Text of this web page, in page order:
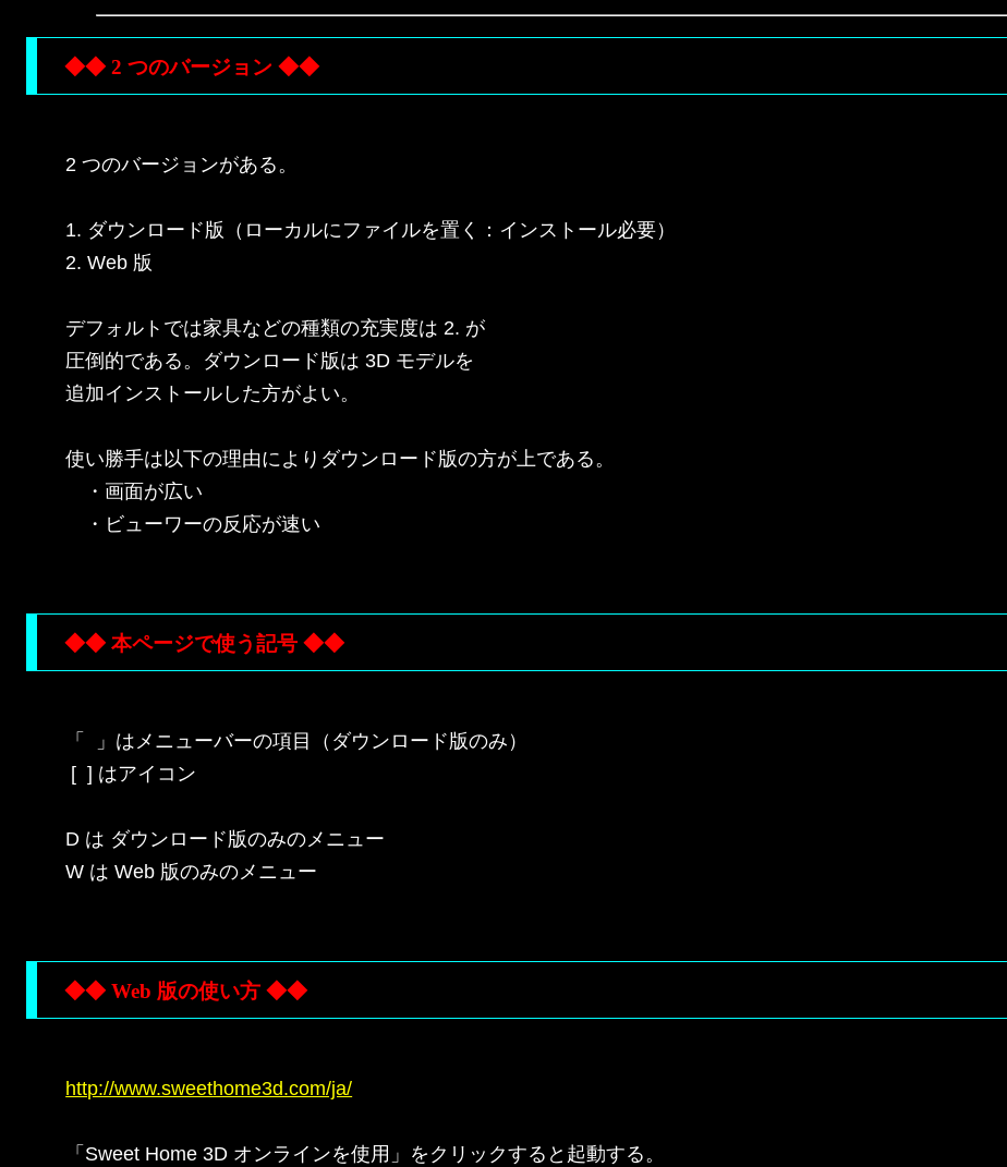
◆◆ 2 つのバージョン ◆◆
2 つのバージョンがある。
1. ダウンロード版（ローカルにファイルを置く：インストール必要）
2. Web 版
デフォルトでは家具などの種類の充実度は 2. が
圧倒的である。ダウンロード版は 3D モデルを
追加インストールした方がよい。
使い勝手は以下の理由によりダウンロード版の方が上である。
・画面が広い
・ビューワーの反応が速い
◆◆ 本ページで使う記号 ◆◆
「  」はメニューバーの項目（ダウンロード版のみ）
[  ] はアイコン
D は ダウンロード版のみのメニュー
W は Web 版のみのメニュー
◆◆ Web 版の使い方 ◆◆
http://www.sweethome3d.com/ja/
「Sweet Home 3D オンラインを使用」をクリックすると起動する。